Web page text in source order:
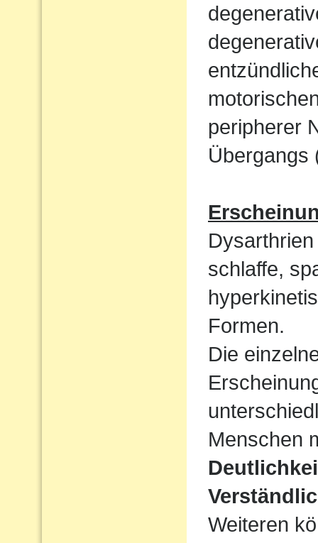
peripherer
Übergangs
schlaffe,
Formen.
Die
Menschen
Weiteren